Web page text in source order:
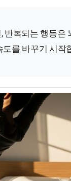
반복되는 행동은
를 바꾸기 시작